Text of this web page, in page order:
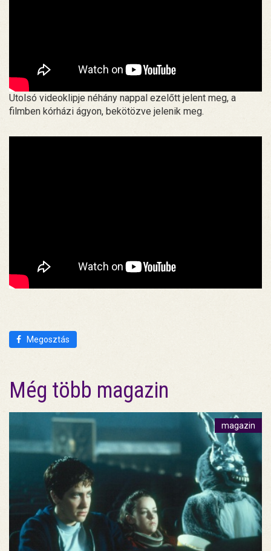
Utolsó videoklipje néhány nappal ezelőtt jelent meg, a
filmben kórházi ágyon, bekötözve jelenik meg.
Megosztás
Még több magazin
magazin